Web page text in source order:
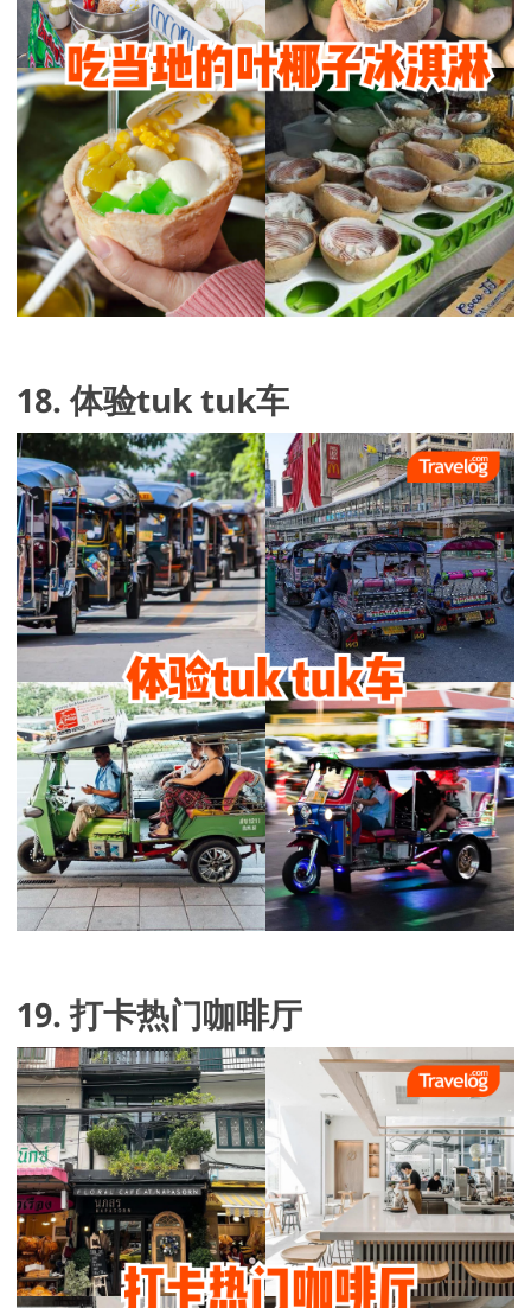
18. 体验tuk tuk车
19. 打卡热门咖啡厅